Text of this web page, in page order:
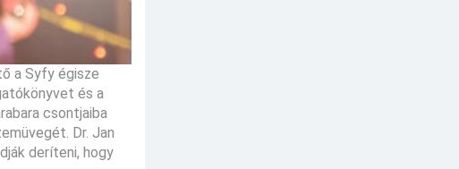
a Syfy égisze
és a
csontjaiba
Dr. Jan
deríteni, hogy